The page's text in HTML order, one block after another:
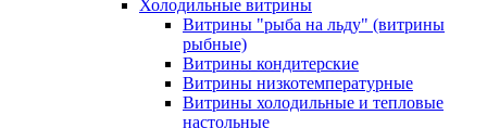
Холодильные витрины
Витрины "рыба на льду" (витрины
рыбные)
Витрины кондитерские
Витрины низкотемпературные
Витрины холодильные и тепловые
настольные